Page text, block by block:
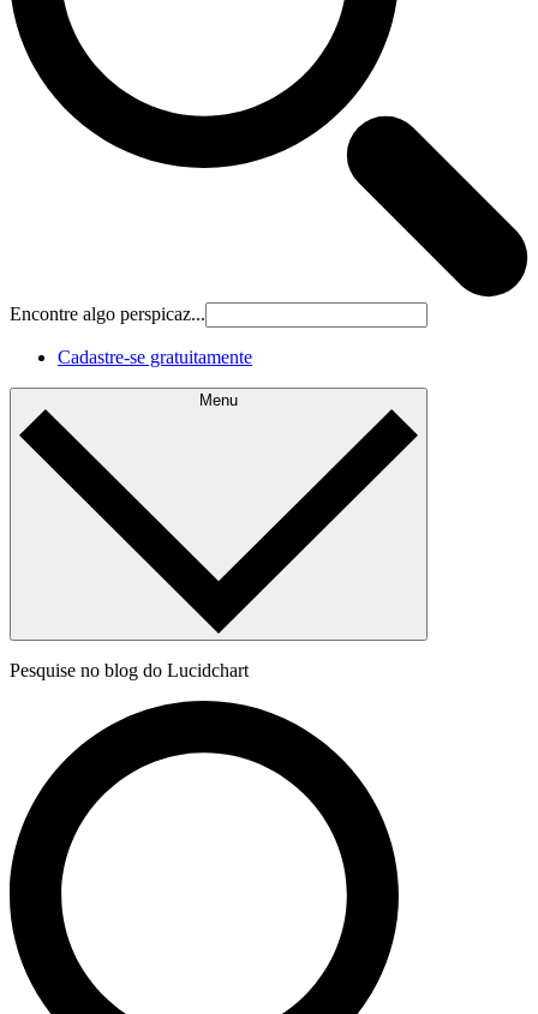
Encontre algo perspicaz...
Cadastre‐se gratuitamente
Menu
Pesquise no blog do Lucidchart